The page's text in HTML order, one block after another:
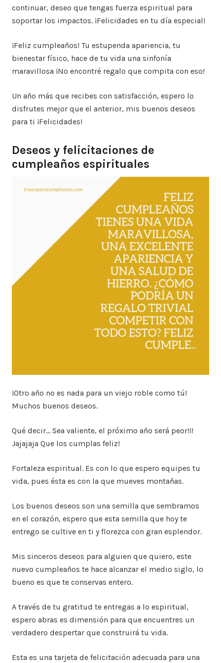
continuar, deseo que tengas fuerza espiritual para
soportar los impactos. ¡Felicidades en tu día especial!
¡Feliz cumpleaños! Tu estupenda apariencia, tu
bienestar físico, hace de tu vida una sinfonía
maravillosa ¡No encontré regalo que compita con eso!
Un año más que recibes con satisfacción, espero lo
disfrutes mejor que el anterior, mis buenos deseos
para ti ¡Felicidades!
Deseos y felicitaciones de
cumpleaños espirituales
¡Otro año no es nada para un viejo roble como tú!
Muchos buenos deseos.
Qué decir… Sea valiente, el próximo año será peor!!!
Jajajaja Que los cumplas feliz!
Fortaleza espiritual. Es con lo que espero equipes tu
vida, pues ésta es con la que mueves montañas.
Los buenos deseos son una semilla que sembramos
en el corazón, espero que esta semilla que hoy te
entrego se cultive en ti y florezca con gran esplendor.
Mis sinceros deseos para alguien que quiero, este
nuevo cumpleaños te hace alcanzar el medio siglo, lo
bueno es que te conservas entero.
A través de tu gratitud te entregas a lo espiritual,
espero abras es dimensión para que encuentres un
verdadero despertar que construirá tu vida.
Esta es una tarjeta de felicitación adecuada para una